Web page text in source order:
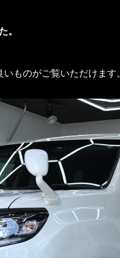
。
ものがご覧いただけます。